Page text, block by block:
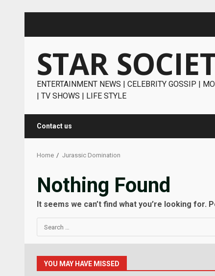
STAR
ENTERTAINMENT NEWS | CELEBRITY GOSSIP |
| TV SHOWS | LIFE STYLE
Contact us
Home Jurassic Domination
Nothing Found
It seems we can’t find what you’re looking for.
Search
for:
YOU MAY HAVE MISSED